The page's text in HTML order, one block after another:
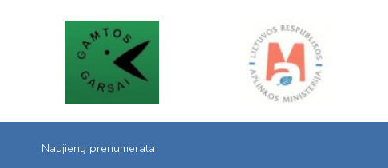
Naujienų prenumerata